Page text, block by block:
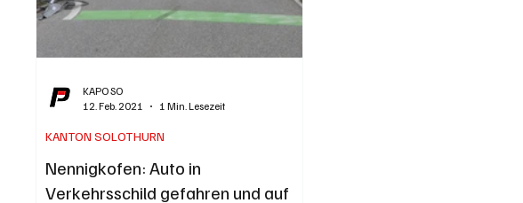
Nennigkofen: Auto in
Verkehrsschild gefahren und auf
KANTON SOLOTHURN
KAPO SO
12. Feb. 2021
1 Min. Lesezeit